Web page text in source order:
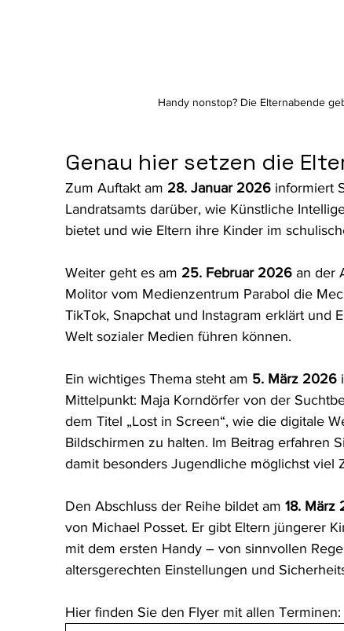
Handy nonstop? Die Elternabende
Genau hier setzen die
Zum Auftakt am 28. Januar 2026 informiert
Landratsamts darüber, wie Künstliche
bietet und wie Eltern ihre Kinder im
Weiter geht es am 25. Februar 2026 an der
Molitor vom Medienzentrum Parabol die
TikTok, Snapchat und Instagram erklärt und
Welt sozialer Medien führen können.
Ein wichtiges Thema steht am 5. März 2026
Mittelpunkt: Maja Korndörfer von der
dem Titel „Lost in Screen“, wie die digitale
Bildschirmen zu halten. Im Beitrag erfahren
damit besonders Jugendliche möglichst viel
Den Abschluss der Reihe bildet am 18. März
von Michael Posset. Er gibt Eltern jüngerer
mit dem ersten Handy – von sinnvollen
altersgerechten Einstellungen und
Hier finden Sie den Flyer mit allen Terminen: